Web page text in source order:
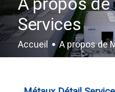
Services
Accueil A propos de